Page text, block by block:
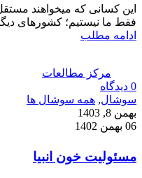
این کسانی که میخواهند
فقط ما نیستیم؛ کشورهای
ادامه مطلب
مرکز مطالعات
0 دیدگاه
سوشال, همه سوشال ها
بهمن 8, 1403
06 بهمن 1402
مسئولیت خون انبیا